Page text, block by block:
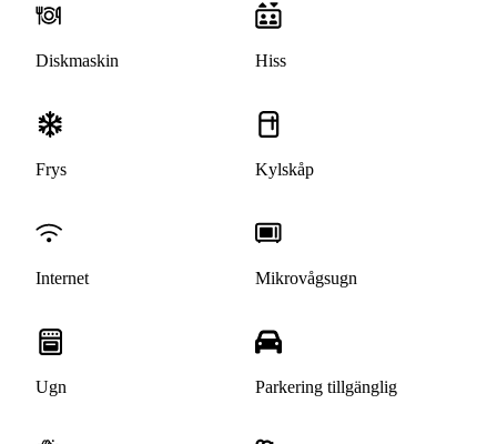
Diskmaskin Hiss
Frys Kylskåp
Internet Mikrovågsugn
Ugn Parkering tillgänglig